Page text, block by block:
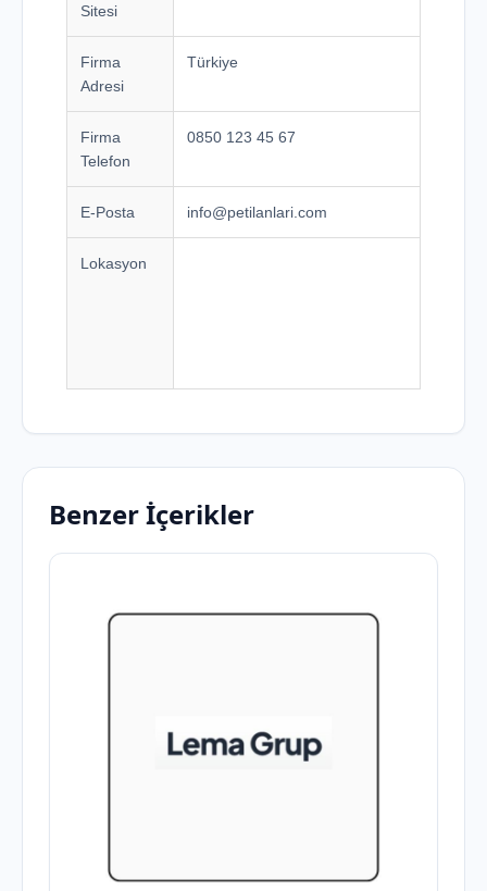
Sitesi
Firma
Adresi
Türkiye
Firma
Telefon
0850 123 45 67
E-Posta info@petilanlari.com
Lokasyon
Benzer İçerikler